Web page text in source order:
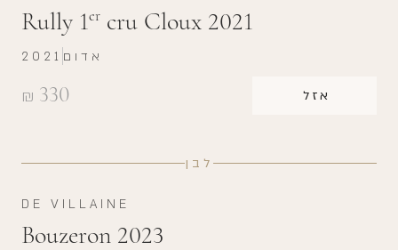
Rully 1er cru Cloux 2021
₪ 330 אזל
2021 אדום
לבן
DE VILLAINE
Bouzeron 2023